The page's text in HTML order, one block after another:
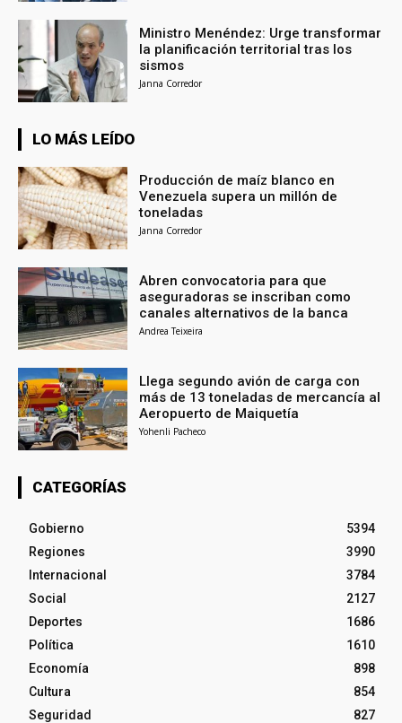
Ministro Menéndez: Urge transformar
la planificación territorial tras los
sismos
Janna Corredor
LO MÁS LEÍDO
Producción de maíz blanco en
Venezuela supera un millón de
toneladas
Janna Corredor
Abren convocatoria para que
aseguradoras se inscriban como
canales alternativos de la banca
Andrea Teixeira
Llega segundo avión de carga con
más de 13 toneladas de mercancía al
Aeropuerto de Maiquetía
Yohenli Pacheco
CATEGORÍAS
Gobierno
5394
Regiones
3990
Internacional
3784
Social
2127
Deportes
1686
Política
1610
Economía
898
Cultura
854
Seguridad
827